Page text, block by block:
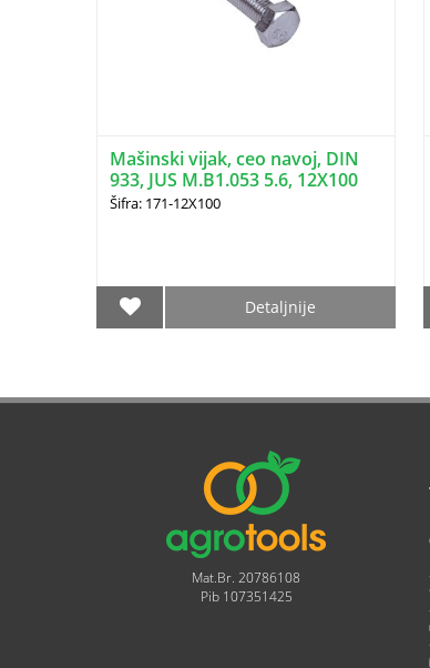
Mašinski vijak, ceo navoj, DIN
933, JUS M.B1.053 5.6, 12X100
Šifra: 171-12X100
Detaljnije
Mat.Br. 20786108
Pib 107351425